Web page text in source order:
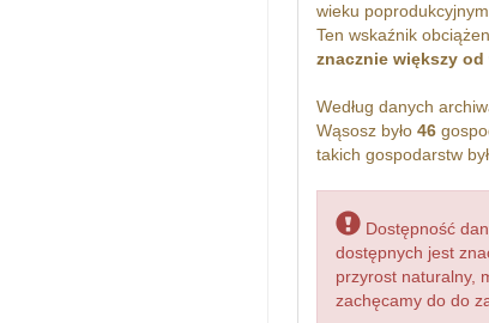
wieku
Ten wskaźnik
znacznie większy od
Według danych
Wąsosz było 46
takich gospodarstw
Dostępność
dostępnych jest
przyrost naturalny,
zachęcamy do do